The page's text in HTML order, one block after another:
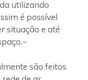
utilizando
é possível
situação e até
são feitos